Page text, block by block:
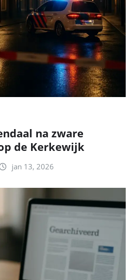
na zware
de Kerkewijk
jan 13, 2026